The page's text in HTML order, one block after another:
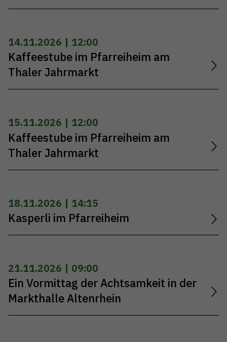
14.11.2026 | 12:00
Kaffeestube im Pfarreiheim am
Thaler Jahrmarkt
15.11.2026 | 12:00
Kaffeestube im Pfarreiheim am
Thaler Jahrmarkt
18.11.2026 | 14:15
Kasperli im Pfarreiheim
21.11.2026 | 09:00
Ein Vormittag der Achtsamkeit in der
Markthalle Altenrhein